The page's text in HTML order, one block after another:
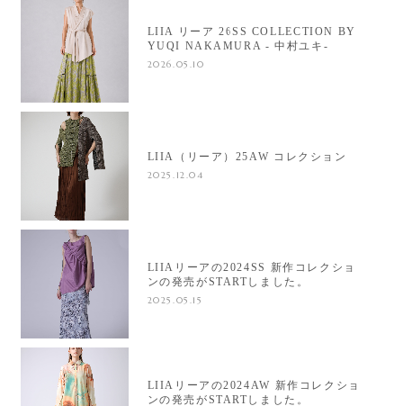
LIIA リーア 26SS COLLECTION BY
YUQI NAKAMURA - 中村ユキ-
2026.05.10
LIIA（リーア）25AW コレクション
2025.12.04
LIIAリーアの2024SS 新作コレクショ
ンの発売がSTARTしました。
2025.05.15
LIIAリーアの2024AW 新作コレクショ
ンの発売がSTARTしました。